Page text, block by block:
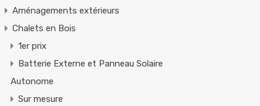
Aménagements extérieurs
Chalets en Bois
1er prix
Batterie Externe et Panneau Solaire
Autonome
Sur mesure